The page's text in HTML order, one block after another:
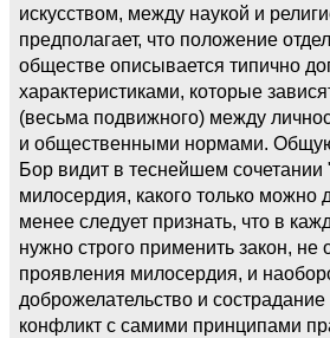
искусством, между наукой и
предполагает, что положение
обществе описывается типично
характеристиками, которые
(весьма подвижного) между
и общественными нормами. Общую
Бор видит в теснейшем сочетании
милосердия, какого только можно
менее следует признать, что в
нужно строго применить закон, не
проявления милосердия, и
доброжелательство и сострадание
конфликт с самими принципами